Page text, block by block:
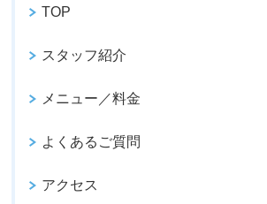
TOP
スタッフ紹介
メニュー／料金
よくあるご質問
アクセス